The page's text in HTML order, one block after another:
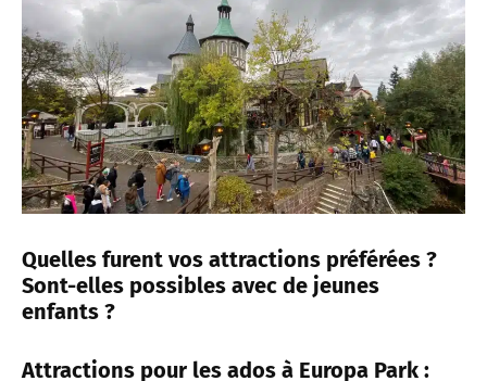
Quelles furent vos attractions préférées ?
Sont-elles possibles avec de jeunes
enfants ?
Attractions pour les ados à Europa Park :